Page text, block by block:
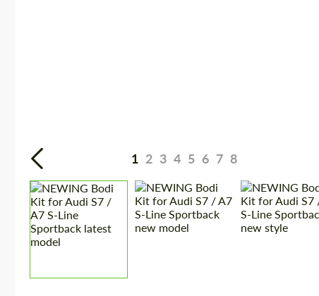
1 2 3 4 5 6 7 8